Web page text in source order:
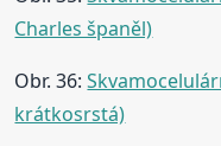
Charles španěl)
Obr. 36:
krátkosrstá)